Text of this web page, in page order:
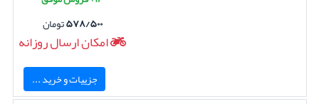
۵۷۸/۵۰۰تومان
امکان ارسال روزانه
جزییات و خرید ...